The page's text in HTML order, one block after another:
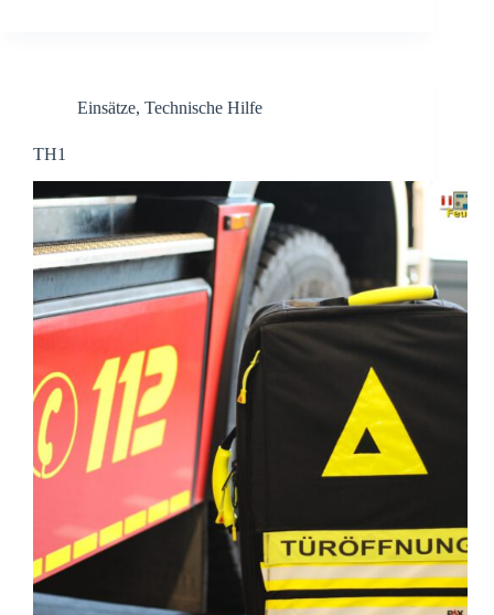
Einsätze, Technische Hilfe
TH1